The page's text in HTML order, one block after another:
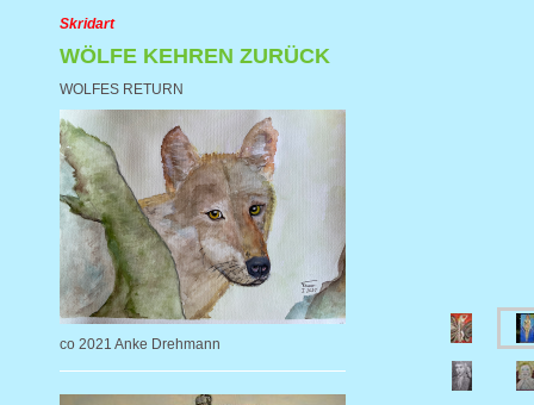
Skridart
WÖLFE KEHREN ZURÜCK
WOLFES RETURN
co 2021 Anke Drehmann